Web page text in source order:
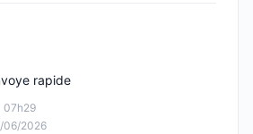
07h29
06/2026
rapide